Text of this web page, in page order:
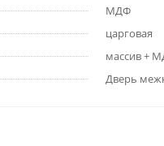
МДФ
царговая
массив +
Дверь